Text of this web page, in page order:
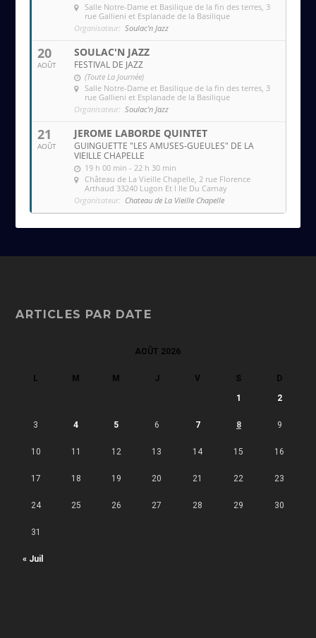
Salle Notre-Dame et Basilique de la fin des terres , 3
rue Gallieni et Esplanade de la Basilique
Organisateur: Soulac'n Jazz
20
AOÛT
SOULAC'N JAZZ
FESTIVAL DE JAZZ
(Toute La Journée)
Salle Notre-Dame et Basilique de la fin des terres , 3
rue Gallieni et Esplanade de la Basilique
Organisateur: Soulac'n Jazz
21
AOÛT
JEROME LABORDE QUINTET
GUINGUETTE "LES AMUSES-GUEULES" DE LA
VIEILLE CHAPELLE
19 h 00 min - 22 h 30 min
Château de La Vieille Chapelle , 2 rue Florence
Arthaud 33240 Lugon Et l Ile Du Carnay
Organisateur: Chateau de La Vieille Chapelle
ARTICLES PAR DATE
AOÛT 2026
L M M J V S D
« Juil
1 2
3 4 5 6 7 8 9
10 11 12 13 14 15 16
17 18 19 20 21 22 23
24 25 26 27 28 29 30
31